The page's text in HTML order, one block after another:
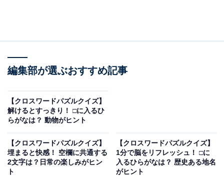
・き □ ね（縦の言葉）
す。
【クロスワードパズルクイズ】1分ですっき
り！ 空欄に共通する2文字は？日常を表す言
葉がヒント
編集部が選ぶおすすめ記事
【クロスワードパズルクイズ】
解けるとすっきり！ □に入るひ
らがなは？ 動物がヒント
【クロスワードパズルクイズ】
埋まると快感！ 空欄に共通する
2文字は？日常の楽しみがヒン
ト
【クロスワードパズルクイズ】
1分で脳をリフレッシュ！ □に
入るひらがなは？ 歴史ある地名
がヒント